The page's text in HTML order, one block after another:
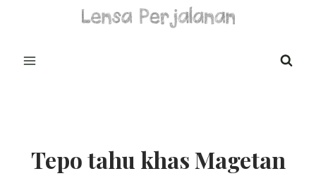
Tepo tahu khas Magetan